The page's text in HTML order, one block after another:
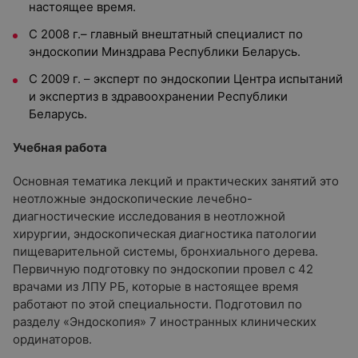
настоящее время.
С 2008 г.– главный внештатный специалист по
эндоскопии Минздрава Республики Беларусь.
С 2009 г. – эксперт по эндоскопии Центра испытаний
и экспертиз в здравоохранении Республики
Беларусь.
Учебная работа
Основная тематика лекций и практических занятий это
неотложные эндоскопические лечебно-
диагностические исследования в неотложной
хирургии, эндоскопическая диагностика патологии
пищеварительной системы, бронхиального дерева.
Первичную подготовку по эндоскопии провел с 42
врачами из ЛПУ РБ, которые в настоящее время
работают по этой специальности. Подготовил по
разделу «Эндоскопия» 7 иностранных клинических
ординаторов.